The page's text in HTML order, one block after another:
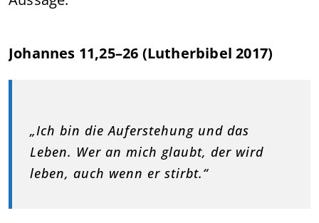
Johannes 11,25–26 (Lutherbibel 2017)
„Ich bin die Auferstehung und das
Leben. Wer an mich glaubt, der wird
leben, auch wenn er stirbt.“